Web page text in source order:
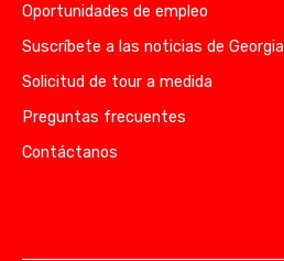
Oportunidades de empleo
Suscríbete a las noticias de Georgia
Solicitud de tour a medida
Preguntas frecuentes
Contáctanos